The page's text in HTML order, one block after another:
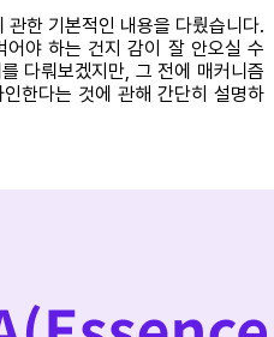
한 기본적인 내용을 다뤘습니다.
야 하는 건지 감이 잘 안오실 수
다뤄보겠지만, 그 전에 매커니즘
한다는 것에 관해 간단히 설명하